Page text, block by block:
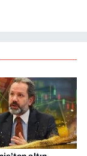
ve spor
Ayrıca Yeni